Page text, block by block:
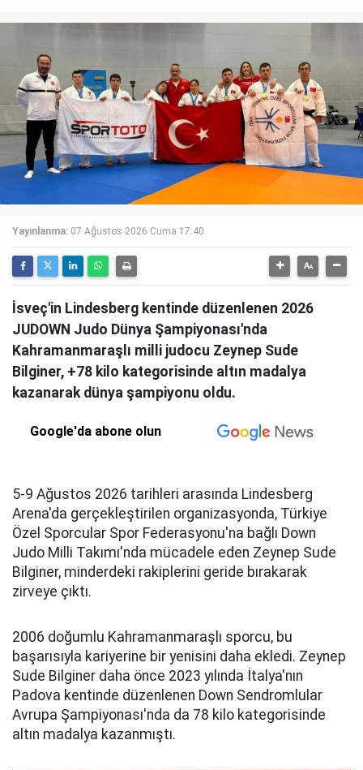
Yayınlanma: 07 Ağustos 2026 Cuma 17:40
İsveç'in Lindesberg kentinde düzenlenen 2026
JUDOWN Judo Dünya Şampiyonası'nda
Kahramanmaraşlı milli judocu Zeynep Sude
Bilginer, +78 kilo kategorisinde altın madalya
kazanarak dünya şampiyonu oldu.
Google'da abone olun
5-9 Ağustos 2026 tarihleri arasında Lindesberg
Arena'da gerçekleştirilen organizasyonda, Türkiye
Özel Sporcular Spor Federasyonu'na bağlı Down
Judo Milli Takımı'nda mücadele eden Zeynep Sude
Bilginer, minderdeki rakiplerini geride bırakarak
zirveye çıktı.
2006 doğumlu Kahramanmaraşlı sporcu, bu
başarısıyla kariyerine bir yenisini daha ekledi. Zeynep
Sude Bilginer daha önce 2023 yılında İtalya'nın
Padova kentinde düzenlenen Down Sendromlular
Avrupa Şampiyonası'nda da 78 kilo kategorisinde
altın madalya kazanmıştı.